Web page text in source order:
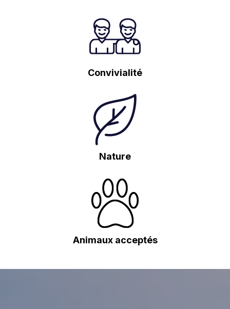
Convivialité
Nature
Animaux acceptés